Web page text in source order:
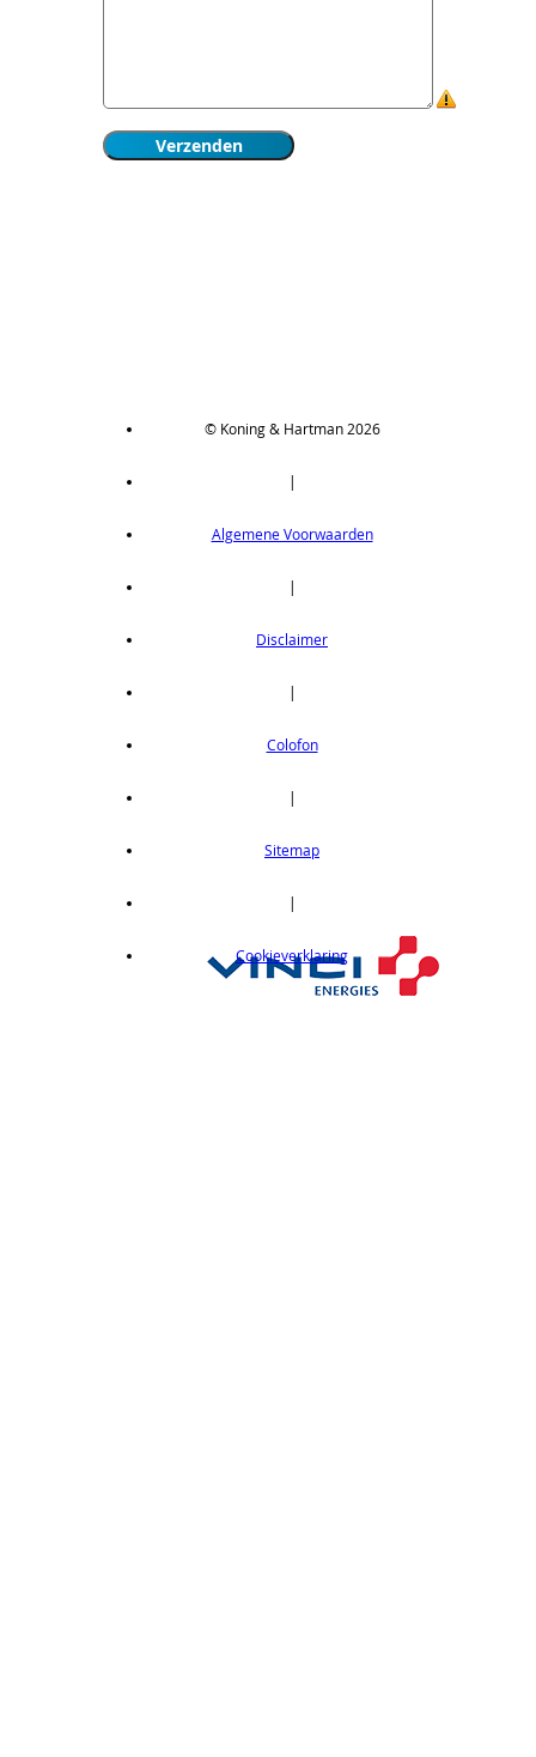
© Koning & Hartman 2026
|
Algemene Voorwaarden
|
Disclaimer
|
Colofon
|
Sitemap
|
Cookieverklaring